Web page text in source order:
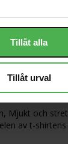
Tillåt alla
Tillåt urval
Mjukt och
av t-